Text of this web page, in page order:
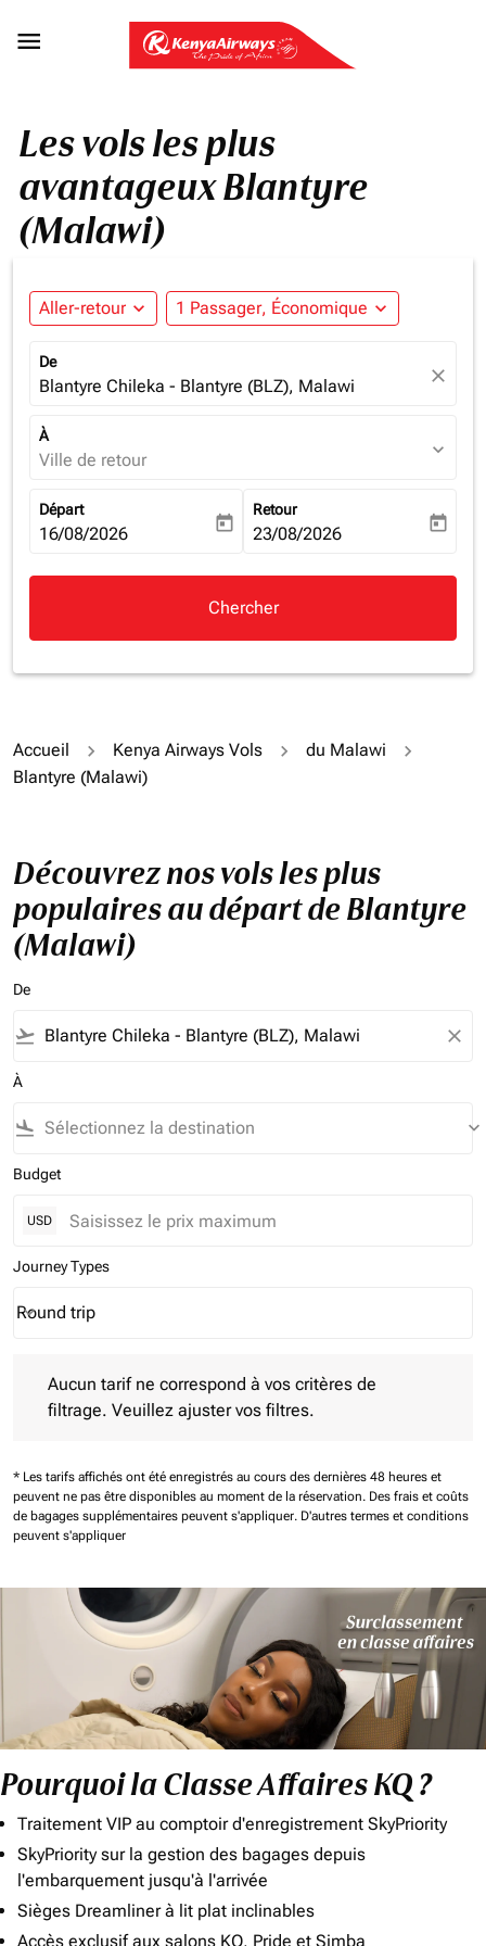

Les vols les plus
avantageux Blantyre
(Malawi)
Aller-retour expand_more 1 Passager, Économique expand_more
De
Blantyre Chileka - Blantyre (BLZ), Malawi close
À
Ville de retour expand_more
Départ
fc-booking-departure-date-aria-label
16/08/2026 today
Retour
fc-booking-return-date-aria-
23/08/2026 today
Chercher
Accueil Kenya Airways Vols
du Malawi
Blantyre (Malawi)
Découvrez nos vols les plus
populaires au départ de Blantyre
(Malawi)
De
flight_takeoff close
À
flight_land keyboard_arrow_down
Budget
USD
Journey Types
Journey Types option Round trip Selected
Round trip
keyboard_arrow_down
Aucun tarif ne correspond à vos critères de
filtrage. Veuillez ajuster vos filtres.
* Les tarifs affichés ont été enregistrés au cours des dernières 48 heures et
peuvent ne pas être disponibles au moment de la réservation. Des frais et coûts
de bagages supplémentaires peuvent s'appliquer. D'autres termes et conditions
peuvent s'appliquer
Pourquoi la Classe Affaires KQ ?
Traitement VIP au comptoir d'enregistrement SkyPriority
SkyPriority sur la gestion des bagages depuis
l'embarquement jusqu'à l'arrivée
Sièges Dreamliner à lit plat inclinables
Accès exclusif aux salons KQ, Pride et Simba